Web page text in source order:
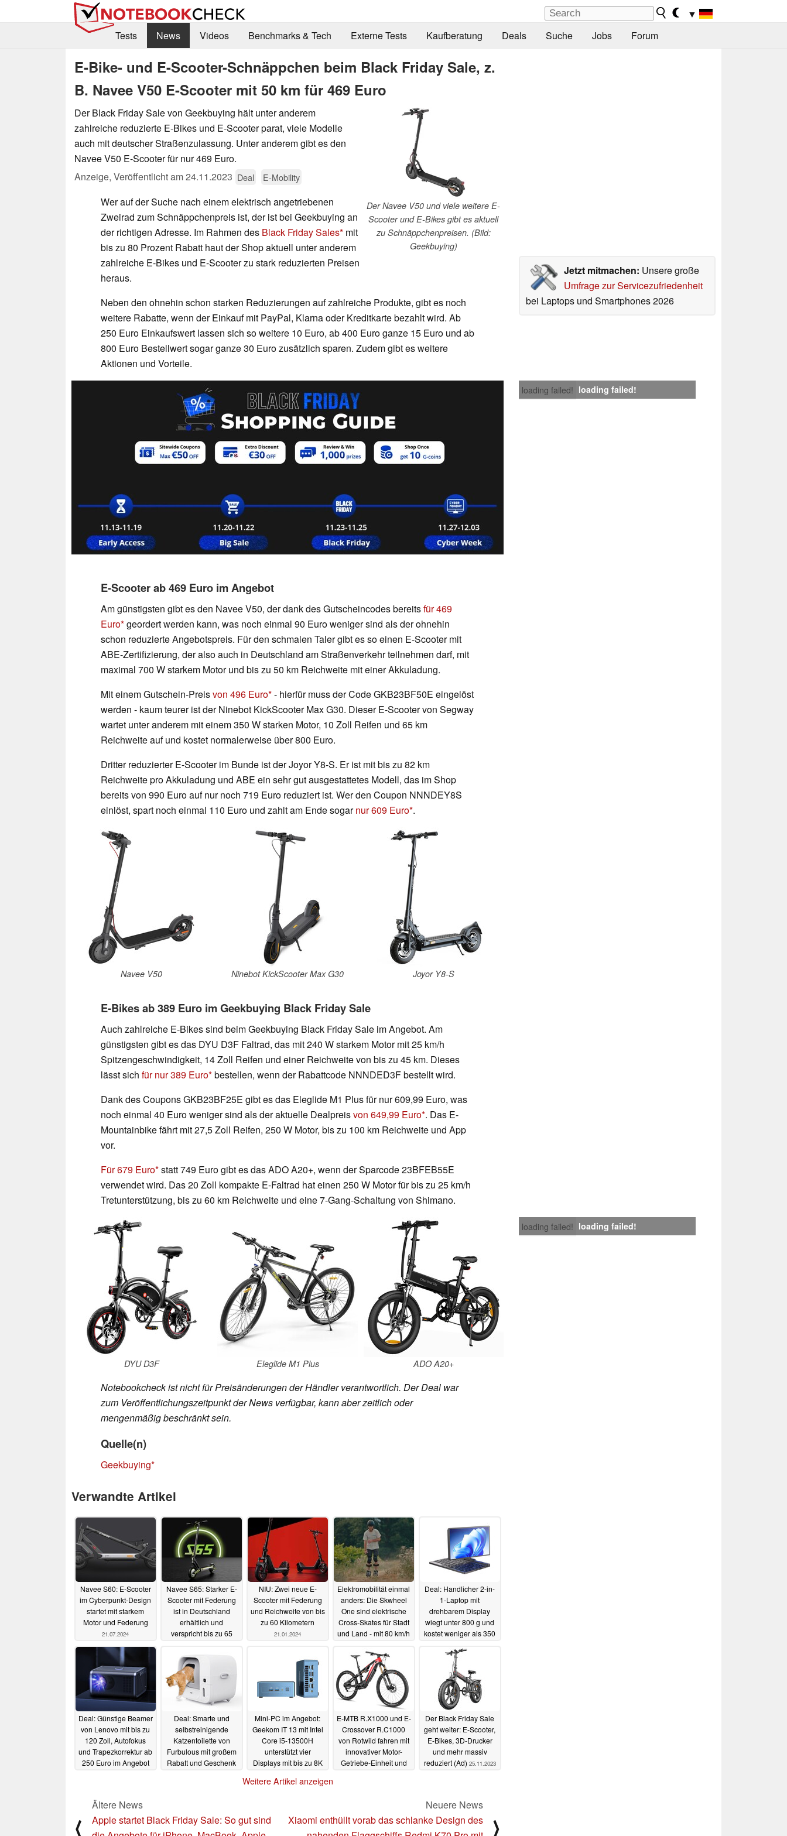
▼
Tests
News Videos Benchmarks & Tech Externe Tests Kaufberatung Deals Suche Jobs Forum
E-Bike- und E-Scooter-Schnäppchen beim Black Friday Sale, z.
B. Navee V50 E-Scooter mit 50 km für 469 Euro
Der Navee V50 und viele weitere E-
Scooter und E-Bikes gibt es aktuell
zu Schnäppchenpreisen. (Bild:
Geekbuying)
Der Black Friday Sale von Geekbuying hält unter anderem
zahlreiche reduzierte E-Bikes und E-Scooter parat, viele Modelle
auch mit deutscher Straßenzulassung. Unter anderem gibt es den
Navee V50 E-Scooter für nur 469 Euro.
Anzeige, Veröffentlicht am24.11.2023 Deal E-Mobility
Jetzt mitmachen: Unsere große
Umfrage zur Servicezufriedenheit
bei Laptops und Smartphones 2026
Wer auf der Suche nach einem elektrisch angetriebenen
Zweirad zum Schnäppchenpreis ist, der ist bei Geekbuying an
der richtigen Adresse. Im Rahmen des Black Friday Sales mit
bis zu 80 Prozent Rabatt haut der Shop aktuell unter anderem
zahlreiche E-Bikes und E-Scooter zu stark reduzierten Preisen
heraus.
Neben den ohnehin schon starken Reduzierungen auf zahlreiche Produkte, gibt es noch
weitere Rabatte, wenn der Einkauf mit PayPal, Klarna oder Kreditkarte bezahlt wird. Ab
250 Euro Einkaufswert lassen sich so weitere 10 Euro, ab 400 Euro ganze 15 Euro und ab
800 Euro Bestellwert sogar ganze 30 Euro zusätzlich sparen. Zudem gibt es weitere
Aktionen und Vorteile.
loading failed! loading failed!
E-Scooter ab 469 Euro im Angebot
Am günstigsten gibt es den Navee V50, der dank des Gutscheincodes bereitsfür 469
Euro geordert werden kann, was noch einmal 90 Euro weniger sind als der ohnehin
schon reduzierte Angebotspreis. Für den schmalen Taler gibt es so einen E-Scooter mit
ABE-Zertifizierung, der also auch in Deutschland am Straßenverkehr teilnehmen darf, mit
maximal 700 W starkem Motor und bis zu 50 km Reichweite mit einer Akkuladung.
Mit einem Gutschein-Preisvon 496 Euro - hierfür muss der Code GKB23BF50E eingelöst
werden - kaum teurer ist der Ninebot KickScooter Max G30. Dieser E-Scooter von Segway
wartet unter anderem mit einem 350 W starken Motor, 10 Zoll Reifen und 65 km
Reichweite auf und kostet normalerweise über 800 Euro.
Dritter reduzierter E-Scooter im Bunde ist der Joyor Y8-S. Er ist mit bis zu 82 km
Reichweite pro Akkuladung und ABE ein sehr gut ausgestattetes Modell, das im Shop
bereits von 990 Euro auf nur noch 719 Euro reduziert ist. Wer den Coupon NNNDEY8S
einlöst, spart noch einmal 110 Euro und zahlt am Ende sogarnur 609 Euro .
Navee V50 Ninebot KickScooter Max G30 Joyor Y8-S
E-Bikes ab 389 Euro im Geekbuying Black Friday Sale
Auch zahlreiche E-Bikes sind beim Geekbuying Black Friday Sale im Angebot. Am
günstigsten gibt es das DYU D3F Faltrad, das mit 240 W starkem Motor mit 25 km/h
Spitzengeschwindigkeit, 14 Zoll Reifen und einer Reichweite von bis zu 45 km. Dieses
lässt sich für nur 389 Euro bestellen, wenn der Rabattcode NNNDED3F bestellt wird.
Dank des Coupons GKB23BF25E gibt es das Eleglide M1 Plus für nur 609,99 Euro, was
noch einmal 40 Euro weniger sind als der aktuelle Dealpreisvon 649,99 Euro . Das E-
Mountainbike fährt mit 27,5 Zoll Reifen, 250 W Motor, bis zu 100 km Reichweite und App
vor.
Für 679 Euro statt 749 Euro gibt es das ADO A20+, wenn der Sparcode 23BFEB55E
verwendet wird. Das 20 Zoll kompakte E-Faltrad hat einen 250 W Motor für bis zu 25 km/h
Tretunterstützung, bis zu 60 km Reichweite und eine 7-Gang-Schaltung von Shimano.
loading failed! loading failed!
DYU D3F Eleglide M1 Plus ADO A20+
Notebookcheck ist nicht für Preisänderungen der Händler verantwortlich. Der Deal war
zum Veröffentlichungszeitpunkt der News verfügbar, kann aber zeitlich oder
mengenmäßig beschränkt sein.
Quelle(n)
Geekbuying
Verwandte Artikel
Navee S60: E-Scooter
im Cyberpunkt-Design
startet mit starkem
Motor und Federung
21.07.2024
Navee S65: Starker E-
Scooter mit Federung
ist in Deutschland
erhältlich und
verspricht bis zu 65
20.07.2024
NIU: Zwei neue E-
Scooter mit Federung
und Reichweite von bis
zu 60 Kilometern
21.01.2024
Elektromobilität einmal
anders: Die Skwheel
One sind elektrische
Cross-Skates für Stadt
und Land - mit 80 km/h
Deal: Handlicher 2-in-
1-Laptop mit
drehbarem Display
wiegt unter 800 g und
kostet weniger als 350
Deal: Günstige Beamer
von Lenovo mit bis zu
120 Zoll, Autofokus
und Trapezkorrektur ab
250 Euro im Angebot
Deal: Smarte und
selbstreinigende
Katzentoilette von
Furbulous mit großem
Rabatt und Geschenk
Mini-PC im Angebot:
Geekom IT 13 mit Intel
Core i5-13500H
unterstützt vier
Displays mit bis zu 8K
E-MTB R.X1000 und E-
Crossover R.C1000
von Rotwild fahren mit
innovativer Motor-
Getriebe-Einheit und
Der Black Friday Sale
geht weiter: E-Scooter,
E-Bikes, 3D-Drucker
und mehr massiv
reduziert (Ad) 25.11.2023
Weitere Artikel anzeigen
⟨
Ältere News
Apple startet Black Friday Sale: So gut sind
Neuere News
Xiaomi enthüllt vorab das schlanke Design des
⟩